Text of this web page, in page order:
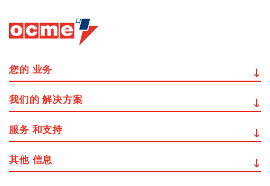
您的 业务
我们的 解决方案
服务 和支持
其他 信息